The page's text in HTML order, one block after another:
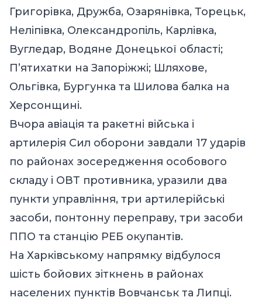
Григорівка, Дружба, Озарянівка, Торецьк,
Неліпівка, Олександропіль, Карлівка,
Вугледар, Водяне Донецької області;
П’ятихатки на Запоріжжі; Шляхове,
Ольгівка, Бургунка та Шилова балка на
Херсонщині.
Вчора авіація та ракетні війська і
артилерія Сил оборони завдали 17 ударів
по районах зосередження особового
складу і ОВТ противника, уразили два
пункти управління, три артилерійські
засоби, понтонну переправу, три засоби
ППО та станцію РЕБ окупантів.
На Харківському напрямку відбулося
шість бойових зіткнень в районах
населених пунктів Вовчанськ та Липці.